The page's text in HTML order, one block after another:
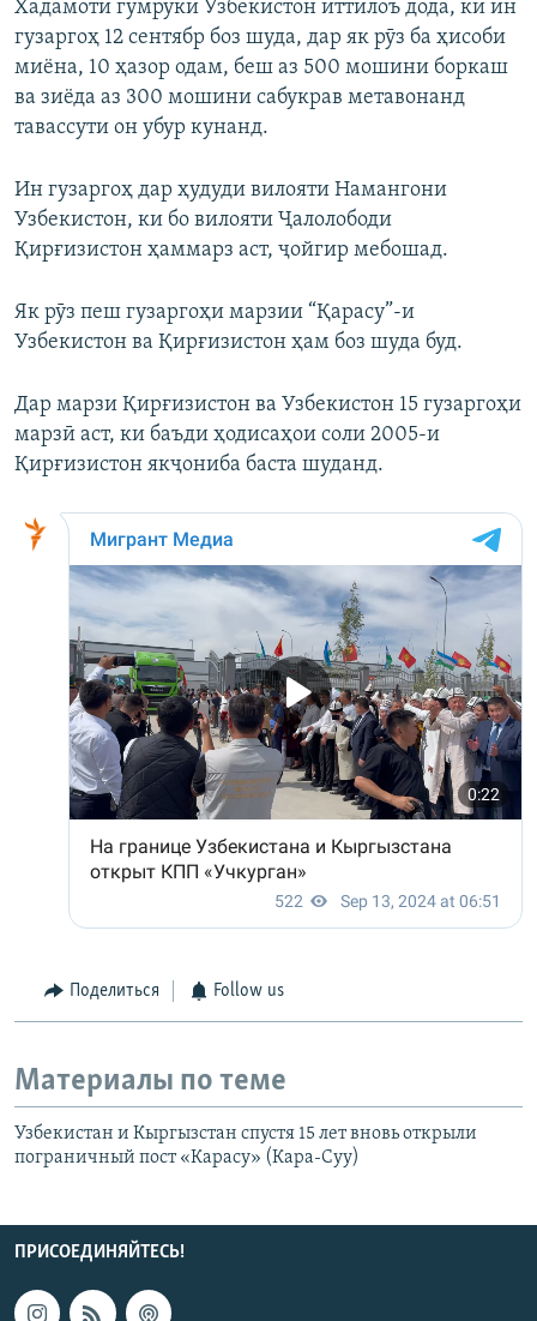
Хадамоти гумруки Узбекистон иттилоъ дода, ки ин
гузаргоҳ 12 сентябр боз шуда, дар як рӯз ба ҳисоби
миёна, 10 ҳазор одам, беш аз 500 мошини боркаш
ва зиёда аз 300 мошини сабукрав метавонанд
тавассути он убур кунанд.
Ин гузаргоҳ дар ҳудуди вилояти Намангони
Узбекистон, ки бо вилояти Ҷалолободи
Қирғизистон ҳаммарз аст, ҷойгир мебошад.
Як рӯз пеш гузаргоҳи марзии “Қарасу”-и
Узбекистон ва Қирғизистон ҳам боз шуда буд.
Дар марзи Қирғизистон ва Узбекистон 15 гузаргоҳи
марзӣ аст, ки баъди ҳодисаҳои соли 2005-и
Қирғизистон якҷониба баста шуданд.
Поделиться Follow us
Материалы по теме
Узбекистан и Кыргызстан спустя 15 лет вновь открыли
пограничный пост «Карасу» (Кара-Суу)
ПРИСОЕДИНЯЙТЕСЬ!